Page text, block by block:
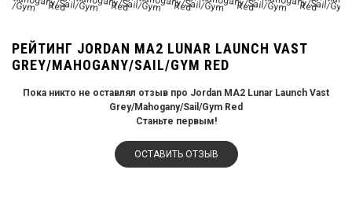
РЕЙТИНГ JORDAN MA2 LUNAR LAUNCH VAST
GREY/MAHOGANY/SAIL/GYM RED
Пока никто не оставлял отзыв про Jordan MA2 Lunar Launch Vast
Grey/Mahogany/Sail/Gym Red
Станьте первым!
ОСТАВИТЬ ОТЗЫВ